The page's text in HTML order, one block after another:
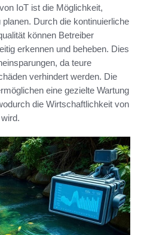
IoT ist die Möglichkeit,
Durch die kontinuierliche
können Betreiber
erkennen und beheben. Dies
da teure
verhindert werden. Die
eine gezielte Wartung
die Wirtschaftlichkeit von